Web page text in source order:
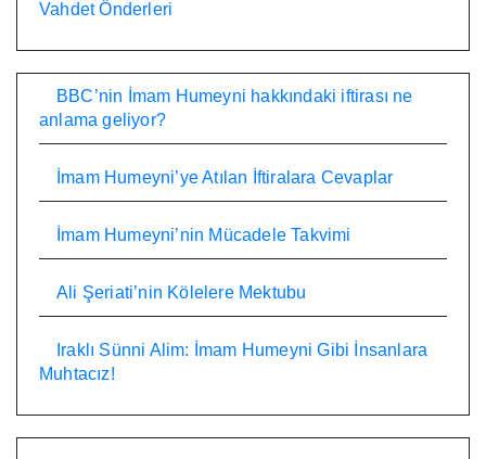
Vahdet Önderleri
BBC’nin İmam Humeyni hakkındaki iftirası ne
anlama geliyor?
İmam Humeyni’ye Atılan İftiralara Cevaplar
İmam Humeyni’nin Mücadele Takvimi
Ali Şeriati’nin Kölelere Mektubu
Iraklı Sünni Alim: İmam Humeyni Gibi İnsanlara
Muhtacız!